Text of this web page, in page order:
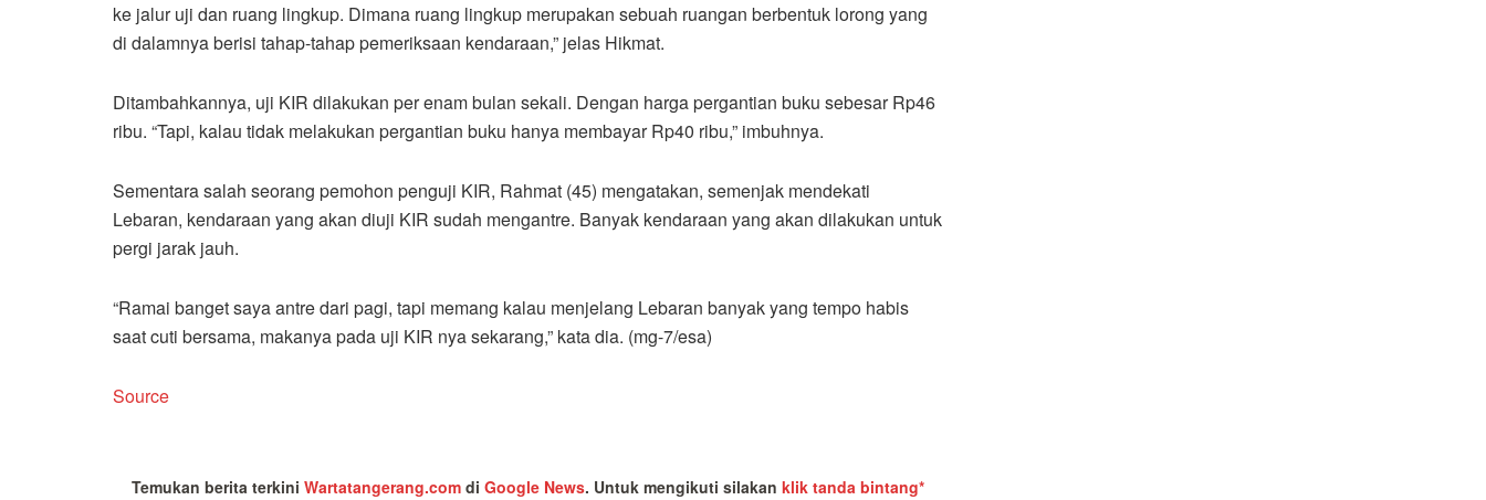
ke jalur uji dan ruang lingkup. Dimana ruang lingkup merupakan sebuah ruangan berbentuk lorong yang
di dalamnya berisi tahap-tahap pemeriksaan kendaraan,” jelas Hikmat.
Ditambahkannya, uji KIR dilakukan per enam bulan sekali. Dengan harga pergantian buku sebesar Rp46
ribu. “Tapi, kalau tidak melakukan pergantian buku hanya membayar Rp40 ribu,” imbuhnya.
Sementara salah seorang pemohon penguji KIR, Rahmat (45) mengatakan, semenjak mendekati
Lebaran, kendaraan yang akan diuji KIR sudah mengantre. Banyak kendaraan yang akan dilakukan untuk
pergi jarak jauh.
“Ramai banget saya antre dari pagi, tapi memang kalau menjelang Lebaran banyak yang tempo habis
saat cuti bersama, makanya pada uji KIR nya sekarang,” kata dia. (mg-7/esa)
Source
Temukan berita terkini Wartatangerang.comdi Google News. Untuk mengikuti silakan klik tanda bintang*